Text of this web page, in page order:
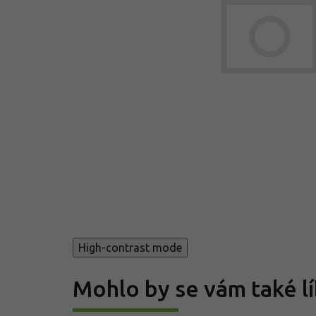
High-contrast mode
Mohlo by se vám také